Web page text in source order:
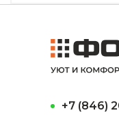
+7 (846)